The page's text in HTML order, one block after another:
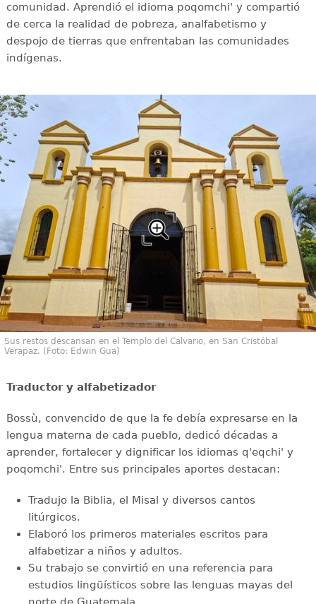
comunidad. Aprendió el idioma poqomchi' y compartió
de cerca la realidad de pobreza, analfabetismo y
despojo de tierras que enfrentaban las comunidades
indígenas.
Sus restos descansan en el Templo del Calvario, en San Cristóbal
Verapaz. (Foto: Edwin Gua)
Traductor y alfabetizador
Bossù, convencido de que la fe debía expresarse en la
lengua materna de cada pueblo, dedicó décadas a
aprender, fortalecer y dignificar los idiomas q'eqchi' y
poqomchi'. Entre sus principales aportes destacan:
Tradujo la Biblia, el Misal y diversos cantos
litúrgicos.
Elaboró los primeros materiales escritos para
alfabetizar a niños y adultos.
Su trabajo se convirtió en una referencia para
estudios lingüísticos sobre las lenguas mayas del